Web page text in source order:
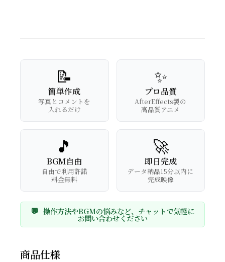
📝
簡単作成
写真とコメントを
入れるだけ
✨
プロ品質
AfterEffects製の
高品質アニメ
🎵
BGM自由
自由で利用許諾
料金無料
🚀
即日完成
データ納品15分以内に
完成映像
💬 操作方法やBGMの悩みなど、チャットで気軽に
お問い合わせください
商品仕様